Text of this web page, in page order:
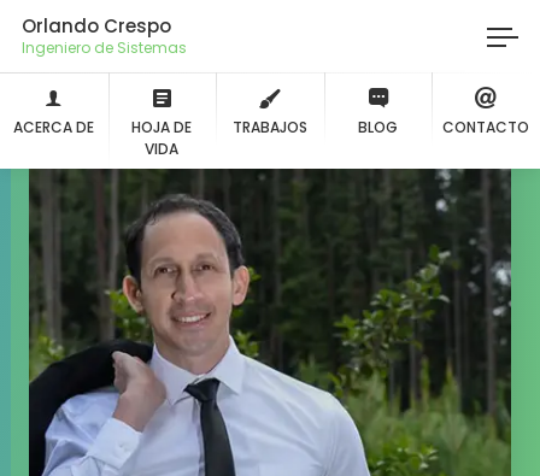
Orlando Crespo
Ingeniero de Sistema
ACERCA DE
HOJA DE
VIDA
TRABAJOS BLOG CONTACTO